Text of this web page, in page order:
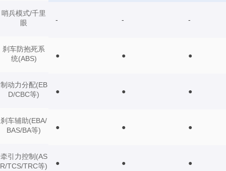
哨兵模式/千里
眼
刹车防抱死系
统(ABS)
制动力分配(EB
D/CBC等)
刹车辅助(EBA/
BAS/BA等)
牵引力控制(AS
R/TCS/TRC等)
- - -
● ● ●
● ● ●
● ● ●
● ● ●